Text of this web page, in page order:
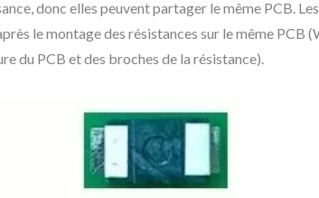
donc elles peuvent partager le même PCB.
le montage des résistances sur le même PCB
du PCB et des broches de la résistance).